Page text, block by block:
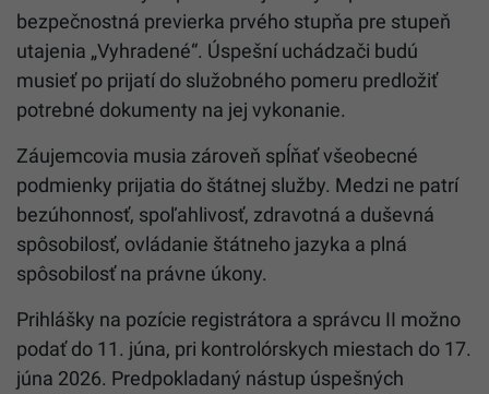
bezpečnostná previerka prvého stupňa pre stupeň
utajenia „Vyhradené“. Úspešní uchádzači budú
musieť po prijatí do služobného pomeru predložiť
potrebné dokumenty na jej vykonanie.
Záujemcovia musia zároveň spĺňať všeobecné
podmienky prijatia do štátnej služby. Medzi ne patrí
bezúhonnosť, spoľahlivosť, zdravotná a duševná
spôsobilosť, ovládanie štátneho jazyka a plná
spôsobilosť na právne úkony.
Prihlášky na pozície registrátora a správcu II možno
podať do 11. júna, pri kontrolórskych miestach do 17.
júna 2026. Predpokladaný nástup úspešných